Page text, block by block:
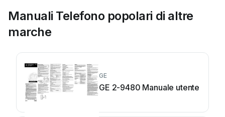
Manuali Telefono popolari di altre
marche
GE
GE 2-9480 Manuale utente